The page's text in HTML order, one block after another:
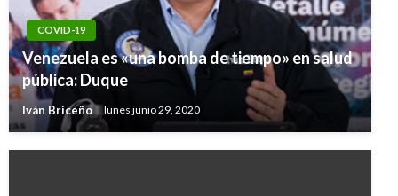
COVID-19
Venezuela es «una bomba de tiempo» en salud
pública: Duque
Iván Briceño lunes junio 29, 2020